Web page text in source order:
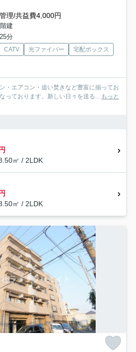
管理/共益費4,000円
建
分
CATV 光ファイバー
宅配ボックス
・エアコン・追い焚きなど豊富に揃ってお
っております。新しい日々を送る... もっと
㎡ / 2LDK
㎡ / 2LDK